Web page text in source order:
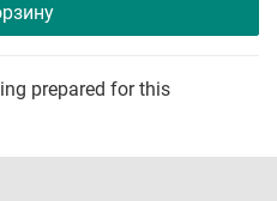
prepared for this